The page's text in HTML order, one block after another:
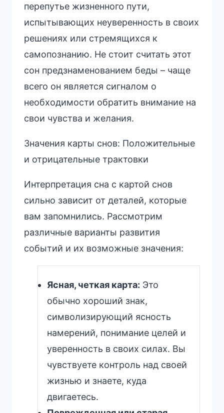
перепутье жизненного пути,
испытывающих неуверенность в своих
решениях или стремящихся к
самопознанию. Не стоит считать этот
сон предзнаменованием беды – чаще
всего он является сигналом о
необходимости обратить внимание на
свои чувства и желания.
Значения карты снов: Положительные
и отрицательные трактовки
Интерпретация сна с картой снов
сильно зависит от деталей, которые
вам запомнились. Рассмотрим
различные варианты развития
событий и их возможные значения:
Ясная, четкая карта: Это
обычно хороший знак,
символизирующий ясность
намерений, понимание целей и
уверенность в своих силах. Вы
чувствуете контроль над своей
жизнью и знаете, куда
двигаетесь.